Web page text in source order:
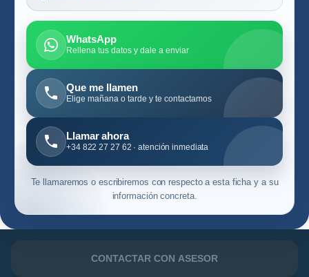
WhatsApp
Rellena tus datos y dale a enviar
Que me llamen
Elige mañana o tarde y te contactamos
Llamar ahora
+34 822 27 27 62 · atención inmediata
Te llamaremos o escribiremos con respecto a esta ficha y a su
información concreta.
CONTACTAR CON ASESOR